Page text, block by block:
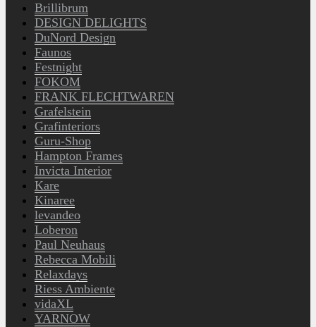
Brillibrum
DESIGN DELIGHTS
DuNord Design
Faunos
Festnight
FOKOM
FRANK FLECHTWAREN
Grafelstein
Grafinteriors
Guru-Shop
Hampton Frames
Invicta Interior
Kare
Kinaree
levandeo
Loberon
Paul Neuhaus
Rebecca Mobili
Relaxdays
Riess Ambiente
vidaXL
YARNOW